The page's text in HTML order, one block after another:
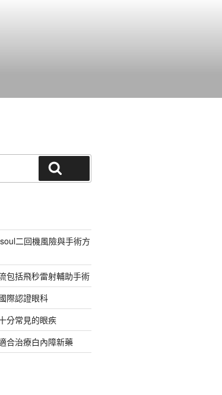
二回機風險與手術方
包括飛秒雷射輔助手術
際認證眼科
分常見的眼疾
合治療白內障新藥